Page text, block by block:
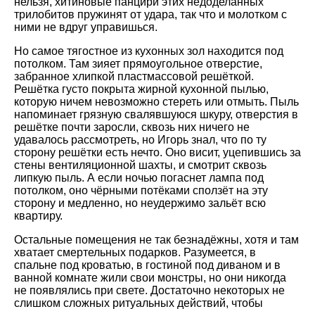
трилобитов пружинят от удара, так что и молотком с
ними не вдруг управишься.
Но самое тягостное из кухонных зол находится под
потолком. Там зияет прямоугольное отверстие,
забранное хлипкой пластмассовой решёткой.
Решётка густо покрыта жирной кухонной пылью,
которую ничем невозможно стереть или отмыть. Пыль
напоминает грязную свалявшуюся шкуру, отверстия в
решётке почти заросли, сквозь них ничего не
удавалось рассмотреть, но Игорь знал, что по ту
сторону решётки есть нечто. Оно висит, уцепившись за
стены вентиляционной шахты, и смотрит сквозь
липкую пыль. А если ночью погаснет лампа под
потолком, оно чёрными потёками сползёт на эту
сторону и медленно, но неудержимо зальёт всю
квартиру.
Остальные помещения не так безнадёжны, хотя и там
хватает смертельных подарков. Разумеется, в
спальне под кроватью, в гостиной под диваном и в
ванной комнате жили свои монстры, но они никогда
не появлялись при свете. Достаточно некоторых не
слишком сложных ритуальных действий, чтобы